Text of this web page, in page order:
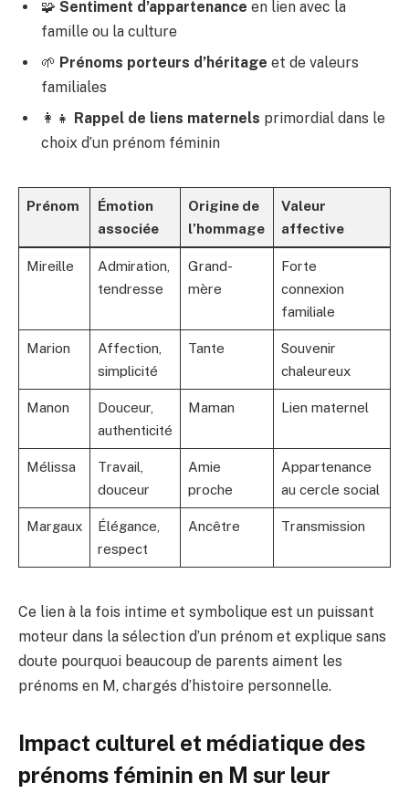
🧩 Sentiment d’appartenance en lien avec la
famille ou la culture
🌱 Prénoms porteurs d’héritage et de valeurs
familiales
👩‍👧 Rappel de liens maternels primordial dans le
choix d’un prénom féminin
Prénom
Émotion
associée
Origine de
l’hommage
Valeur
affective
Mireille
Admiration,
tendresse
Grand-
mère
Forte
connexion
familiale
Marion
Affection,
simplicité
Tante
Souvenir
chaleureux
Manon
Douceur,
authenticité
Maman Lien maternel
Mélissa
Travail,
douceur
Amie
proche
Appartenance
au cercle social
Margaux
Élégance,
respect
Ancêtre Transmission
Ce lien à la fois intime et symbolique est un puissant
moteur dans la sélection d’un prénom et explique sans
doute pourquoi beaucoup de parents aiment les
prénoms en M, chargés d’histoire personnelle.
Impact culturel et médiatique des
prénoms féminin en M sur leur